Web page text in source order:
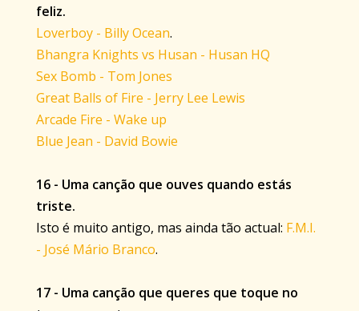
feliz.
Loverboy - Billy Ocean.
Bhangra Knights vs Husan - Husan HQ
Sex Bomb - Tom Jones
Great Balls of Fire - Jerry Lee Lewis
Arcade Fire - Wake up
Blue Jean - David Bowie
16 - Uma canção que ouves quando estás
triste.
Isto é muito antigo, mas ainda tão actual: F.M.I.
- José Mário Branco.
17 - Uma canção que queres que toque no